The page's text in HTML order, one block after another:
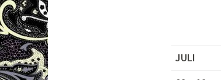
JULI